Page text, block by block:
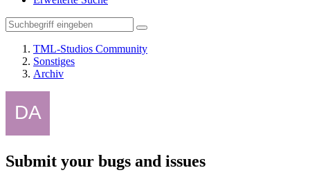
TML-Studios Community
Sonstiges
Archiv
Submit your bugs and issues